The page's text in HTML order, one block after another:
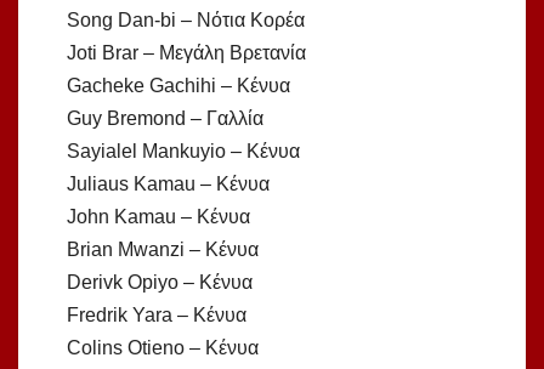
Song Dan-bi – Νότια Κορέα
Joti Brar – Μεγάλη Βρετανία
Gacheke Gachihi – Κένυα
Guy Bremond – Γαλλία
Sayialel Mankuyio – Κένυα
Juliaus Kamau – Κένυα
John Kamau – Κένυα
Brian Mwanzi – Κένυα
Derivk Opiyo – Κένυα
Fredrik Yara – Κένυα
Colins Otieno – Κένυα